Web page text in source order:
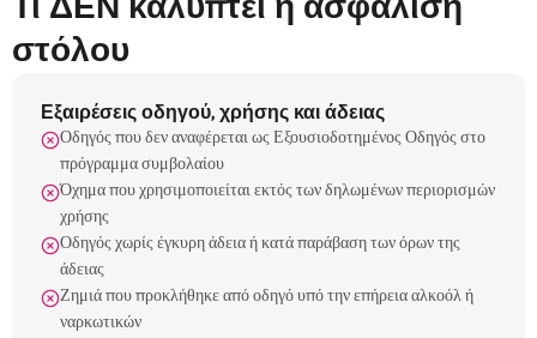
στόλου
Εξαιρέσεις οδηγού, χρήσης και άδειας
Οδηγός που δεν αναφέρεται ως Εξουσιοδοτημένος Οδηγός στο
πρόγραμμα συμβολαίου
Όχημα που χρησιμοποιείται εκτός των δηλωμένων περιορισμών
χρήσης
Οδηγός χωρίς έγκυρη άδεια ή κατά παράβαση των όρων της
άδειας
Ζημιά που προκλήθηκε από οδηγό υπό την επήρεια αλκοόλ ή
ναρκωτικών